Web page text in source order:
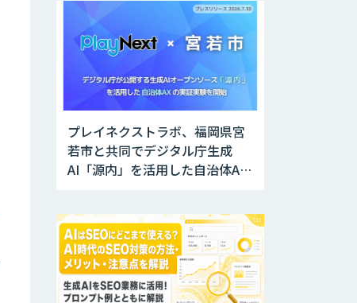
プレイネクストラボ、福岡県宮
若市と共同でデジタル庁生成
AI「源内」を活用した自治体AX